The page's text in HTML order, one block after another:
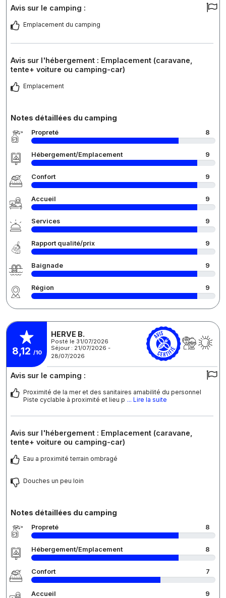
Avis sur le camping :
Emplacement du camping
Avis sur l'hébergement : Emplacement (caravane,
tente+ voiture ou camping-car)
Emplacement
Notes détaillées du camping
Propreté 8
Hébergement/Emplacement 9
Confort 9
Accueil 9
Services 9
Rapport qualité/prix 9
Baignade 9
Région 9
8,12 /10
HERVE B.
Posté le 31/07/2026
Séjour : 21/07/2026 -
28/07/2026
Avis sur le camping :
Proximité de la mer et des sanitaires amabilité du personnel
Piste cyclable à proximité et lieu p ... Lire la suite
Avis sur l'hébergement : Emplacement (caravane,
tente+ voiture ou camping-car)
Eau a proximité terrain ombragé
Douches un peu loin
Notes détaillées du camping
Propreté 8
Hébergement/Emplacement 8
Confort 7
Accueil 9